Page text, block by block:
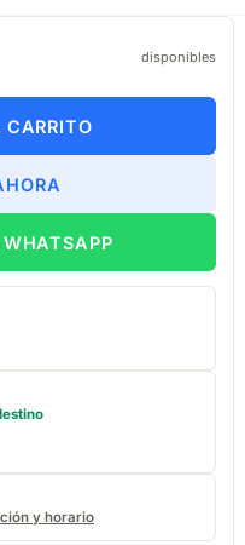
disponibles
CARRITO
WHATSAPP
y horario